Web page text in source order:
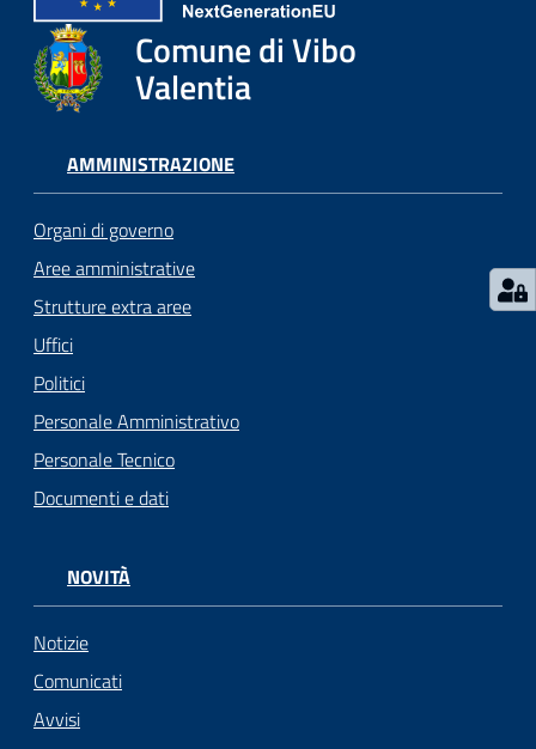
argomenti... Comune di Vibo
Valentia
AMMINISTRAZIONE
Organi di governo
Aree amministrative
Strutture extra aree
Uffici
Politici
Personale Amministrativo
Personale Tecnico
Documenti e dati
NOVITÀ
Notizie
Comunicati
Avvisi